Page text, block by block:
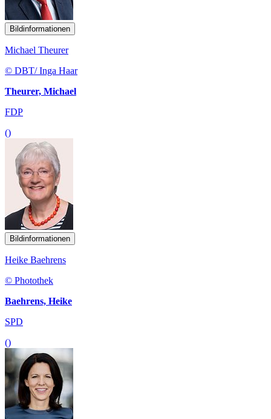
Bildinformationen
Michael Theurer
© DBT/ Inga Haar
Theurer, Michael
FDP
()
Bildinformationen
Heike Baehrens
© Photothek
Baehrens, Heike
SPD
()